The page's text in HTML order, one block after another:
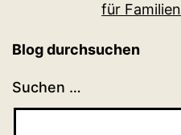
für Familien
Blog durchsuchen
Suchen …